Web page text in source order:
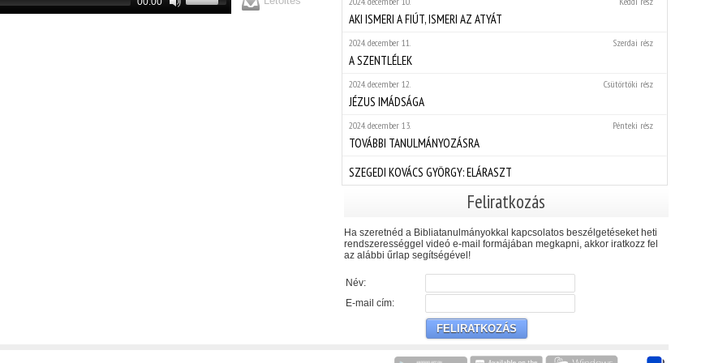
AKI ISMERI A FIÚT, ISMERI AZ ATYÁT
Szerdai rész
2024. december 11.
A SZENTLÉLEK
Csütörtöki rész
2024. december 12.
JÉZUS IMÁDSÁGA
Pénteki rész
2024. december 13.
TOVÁBBI TANULMÁNYOZÁSRA
SZEGEDI KOVÁCS GYÖRGY: ELÁRASZT
Feliratkozás
Ha szeretnéd a Bibliatanulmányokkal kapcsolatos beszélgetéseket heti
rendszerességgel videó e-mail formájában megkapni, akkor iratkozz fel
az alábbi űrlap segítségével!
Név:
E-mail cím: